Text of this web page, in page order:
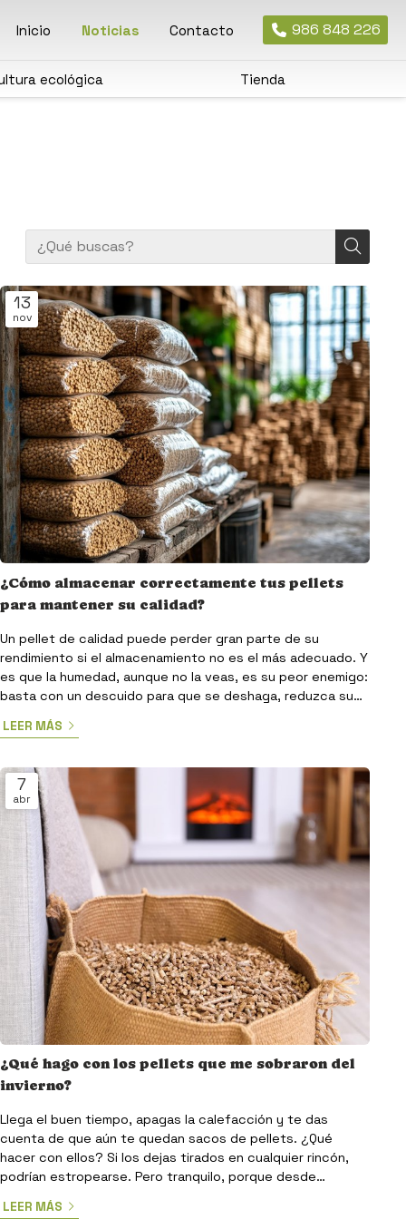
Inicio Noticias Contacto 986 848 226
ecológica Tienda
13
nov
¿Cómo almacenar correctamente tus pellets
para mantener su calidad?
Un pellet de calidad puede perder gran parte de su
rendimiento si el almacenamiento no es el más adecuado. Y
es que la humedad, aunque no la veas, es su peor enemigo:
basta con un descuido para que se deshaga, reduzca su
ahora la pregunta es lógica: ¿Cómo evitarlo? No te
especialistas en la venta de pellets en Pontevedra, te
damos en este artículo los mejores consejos al respecto.
El lugar d...
LEER MÁS
7
abr
¿Qué hago con los pellets que me sobraron del
invierno?
Llega el buen tiempo, apagas la calefacción y te das
cuenta de que aún te quedan sacos de pellets. ¿Qué
hacer con ellos? Si los dejas tirados en cualquier rincón,
podrían estropearse. Pero tranquilo, porque desde
Pontevedra, te confirmamos que hay formas muy útiles y
LEER MÁS